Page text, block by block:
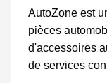
AutoZone est
pièces
d'accessoires
de services